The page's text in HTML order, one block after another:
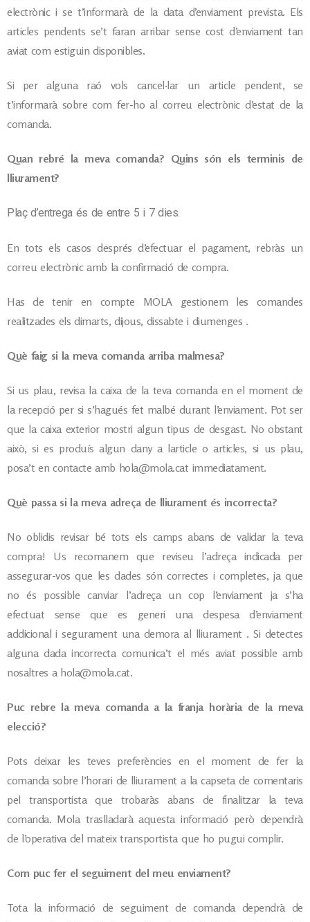
electrònic i se t’informarà de la data d’enviament prevista. Els
articles pendents se’t faran arribar sense cost d’enviament tan
aviat com estiguin disponibles.
Si per alguna raó vols cancel·lar un article pendent, se
t’informarà sobre com fer-ho al correu electrònic d’estat de la
comanda.
Quan rebré la meva comanda? Quins són els terminis de
lliurament?
Plaç d’entrega és de entre 5 i 7 dies.
En tots els casos després d’efectuar el pagament, rebràs un
correu electrònic amb la confirmació de compra.
Has de tenir en compte MOLA gestionem les comandes
realitzades elsdimarts, dijous, dissabte i diumenges .
Què faig si la meva comanda arriba malmesa?
Si us plau, revisa la caixa de la teva comanda en el moment de
la recepció per si s’hagués fet malbé durant l’enviament. Pot ser
que la caixa exterior mostri algun tipus de desgast. No obstant
això, si es produís algun dany a larticle o articles, si us plau,
posa’t en contacte amb hola@mola.cat immediatament.
Què passa si la meva adreça de lliurament és incorrecta?
No oblidis revisar bé tots els camps abans de validar la teva
compra! Us recomanem que reviseu l’adreça indicada per
assegurar-vos que les dades són correctes i completes, ja que
no és possible canviar l’adreça un cop l’enviament ja s’ha
efectuat sense que es generi una despesa d’enviament
addicional i segurament una demora al lliurament . Si detectes
alguna dada incorrecta comunica’t el més aviat possible amb
nosaltres a hola@mola.cat.
Puc rebre la meva comanda a la franja horària de la meva
elecció?
Pots deixar les teves preferències en el moment de fer la
comanda sobre l’horari de lliurament a la capseta de comentaris
pel transportista que trobaràs abans de finalitzar la teva
comanda. Mola traslladarà aquesta informació però dependrà
de l’operativa del mateix transportista que ho pugui complir.
Com puc fer el seguiment del meu enviament?
Tota la informació de seguiment de comanda dependrà de